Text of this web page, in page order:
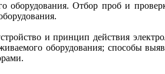
Отбор проб и
и принцип действия
оборудования; способы